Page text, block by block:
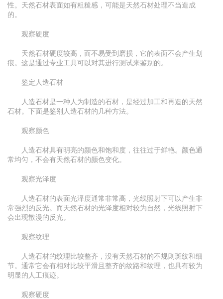
性。天然石材表面如有粗糙感，可能是天然石材处理不当造成
的。
观察硬度
天然石材硬度较高，而不易受到磨损，它的表面不会产生划
痕。这是通过专业工具可以对其进行测试来鉴别的。
鉴定人造石材
人造石材是一种人为制造的石材，是经过加工和再造的天然
石材。下面是鉴别人造石材的几种方法。
观察颜色
人造石材具有明亮的颜色和饱和度，往往过于鲜艳。颜色通
常均匀，不会有天然石材的颜色变化。
观察光泽度
人造石材的表面光泽度通常非常高，光线照射下可以产生非
常强烈的反光。而天然石材的光泽度相对较为自然，光线照射下
会出现散漫的反光。
观察纹理
人造石材的纹理比较整齐，没有天然石材的不规则斑纹和细
节。通常它会有相对比较平滑且整齐的纹路和纹理，也具有较为
明显的人工痕迹。
观察硬度